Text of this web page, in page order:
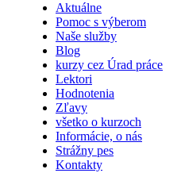
Aktuálne
Pomoc s výberom
Naše služby
Blog
kurzy cez Úrad práce
Lektori
Hodnotenia
Zľavy
všetko o kurzoch
Informácie, o nás
Strážny pes
Kontakty